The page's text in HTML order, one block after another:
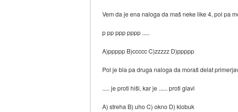
Vem da je ena naloga da maš neke like 4, pol pa
p pp ppp pppp .....
A)ppppp B)ccccc C)zzzzz D)ppppp
Pol je bla pa druga naloga da moraš delat
..... je proti hiši, kar je ...... proti glavi
A) streha B) uho C) okno D) klobuk